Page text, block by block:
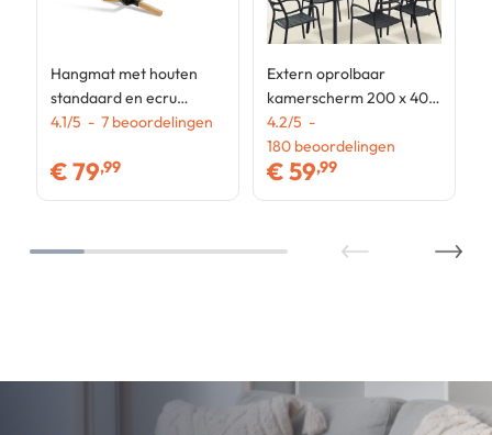
Hangmat met houten
standaard en ecru
canvas TAHITI
4.1/5 - 7 beoordelingen
€79,99
Extern oprolbaar
kamerscherm 200 x 400
CM antracietgrijs
zijgordijn
4.2/5 -
180 beoordelingen
€59,99